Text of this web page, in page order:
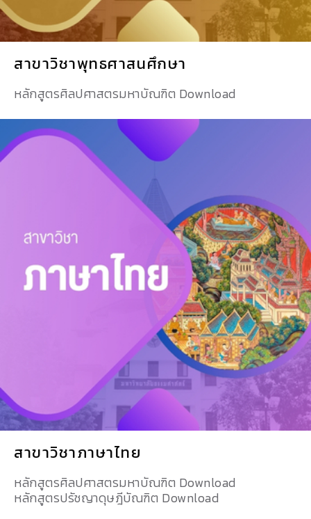
สาขาวิชาพุทธศาสนศึกษา
หลักสูตรศิลปศาสตรมหาบัณฑิต Download
สาขาวิชาภาษาไทย
หลักสูตรศิลปศาสตรมหาบัณฑิต Download
หลักสูตรปรัชญาดุษฎีบัณฑิต Download